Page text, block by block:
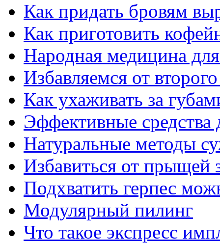
Как придать бровям
Как приготовить
Народная медицина
Избавляемся от
Как ухаживать за
Эффективные средства
Натуральные методы
Избавиться от прыщей
Подхватить герпес
Модулярный пилинг
Что такое экспресс